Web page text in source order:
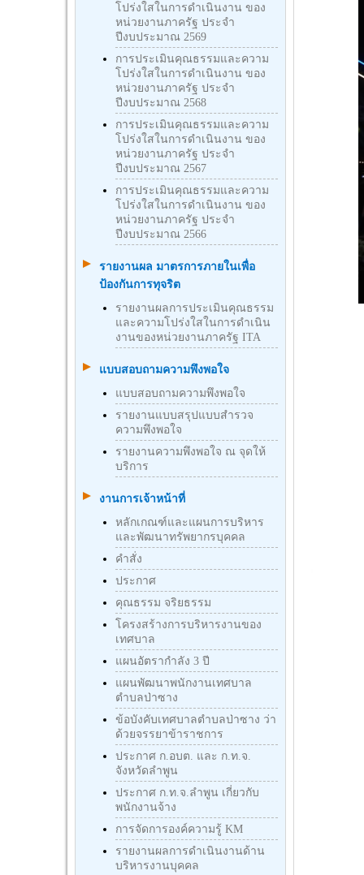
โปร่งใสในการดำเนินงาน ของ
หน่วยงานภาครัฐ ประจำ
ปีงบประมาณ 2569
การประเมินคุณธรรมและความ
โปร่งใสในการดำเนินงาน ของ
หน่วยงานภาครัฐ ประจำ
ปีงบประมาณ 2568
การประเมินคุณธรรมและความ
โปร่งใสในการดำเนินงาน ของ
หน่วยงานภาครัฐ ประจำ
ปีงบประมาณ 2567
การประเมินคุณธรรมและความ
โปร่งใสในการดำเนินงาน ของ
หน่วยงานภาครัฐ ประจำ
ปีงบประมาณ 2566
รายงานผล มาตรการภายในเพื่อ
ป้องกันการทุจริต
รายงานผลการประเมินคุณธรรม
และความโปร่งใสในการดำเนิน
งานของหน่วยงานภาครัฐ ITA
แบบสอบถามความพึงพอใจ
แบบสอบถามความพึงพอใจ
รายงานแบบสรุปแบบสำรวจ
ความพึงพอใจ
รายงานความพึงพอใจ ณ จุดให้
บริการ
งานการเจ้าหน้าที่
หลักเกณฑ์และแผนการบริหาร
และพัฒนาทรัพยากรบุคคล
คำสั่ง
ประกาศ
คุณธรรม จริยธรรม
โครงสร้างการบริหารงานของ
เทศบาล
แผนอัตรากำลัง 3 ปี
แผนพัฒนาพนักงานเทศบาล
ตำบลป่าซาง
ข้อบังคับเทศบาลตำบลป่าซาง ว่า
ด้วยจรรยาข้าราชการ
ประกาศ ก.อบต. และ ก.ท.จ.
จังหวัดลำพูน
ประกาศ ก.ท.จ.ลำพูน เกี่ยวกับ
พนักงานจ้าง
การจัดการองค์ความรู้ KM
รายงานผลการดำเนินงานด้าน
บริหารงานบุคคล